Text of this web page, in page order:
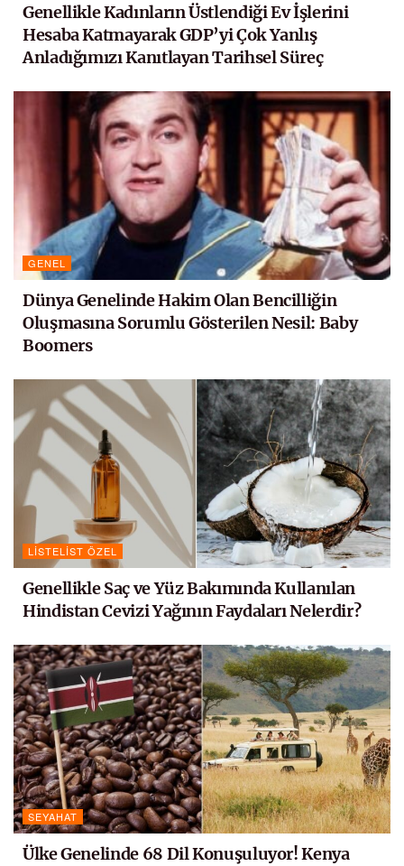
Genellikle Kadınların Üstlendiği Ev İşlerini
Hesaba Katmayarak GDP’yi Çok Yanlış
Anladığımızı Kanıtlayan Tarihsel Süreç
GENEL
Dünya Genelinde Hakim Olan Bencilliğin
Oluşmasına Sorumlu Gösterilen Nesil: Baby
Boomers
LISTELIST ÖZEL
Genellikle Saç ve Yüz Bakımında Kullanılan
Hindistan Cevizi Yağının Faydaları Nelerdir?
SEYAHAT
Ülke Genelinde 68 Dil Konuşuluyor! Kenya